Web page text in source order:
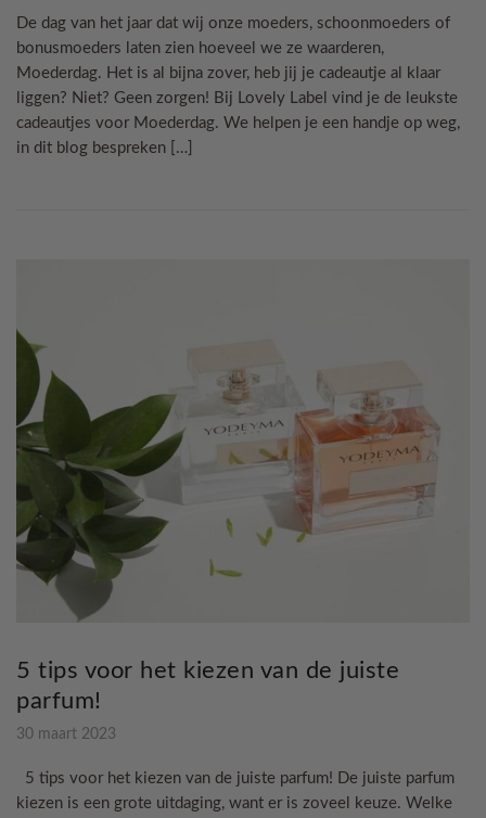
De dag van het jaar dat wij onze moeders, schoonmoeders of
bonusmoeders laten zien hoeveel we ze waarderen,
Moederdag. Het is al bijna zover, heb jij je cadeautje al klaar
liggen? Niet? Geen zorgen! Bij Lovely Label vind je de leukste
cadeautjes voor Moederdag. We helpen je een handje op weg,
in dit blog bespreken […]
5 tips voor het kiezen van de juiste
parfum!
30 maart 2023
5 tips voor het kiezen van de juiste parfum! De juiste parfum
kiezen is een grote uitdaging, want er is zoveel keuze. Welke